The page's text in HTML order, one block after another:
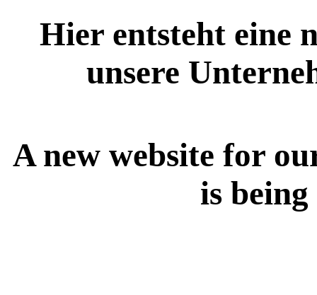
Hier entsteht eine
unsere
A new website for
is